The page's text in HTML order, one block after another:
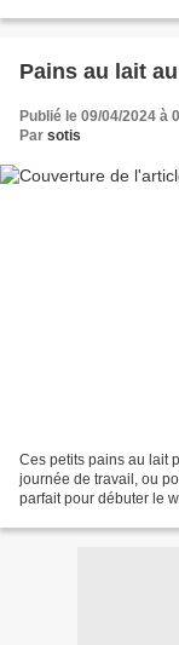
Pains au lait
Publié le 09/04/2024 à
Par sotis
Ces petits pains au lait
journée de travail, ou
parfait pour débuter le